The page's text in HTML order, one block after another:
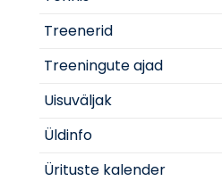
Treenerid
Treeningute ajad
Uisuväljak
Üldinfo
Ürituste kalender